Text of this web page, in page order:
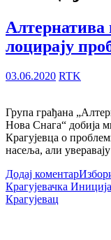
Алтернатива
лоцирају
03.06.2020 RTK
Група грађана
Нова Снага“ добија
Крагујевца о
насеља, али
Додај коментар
Крагујевачка
Крагујевац